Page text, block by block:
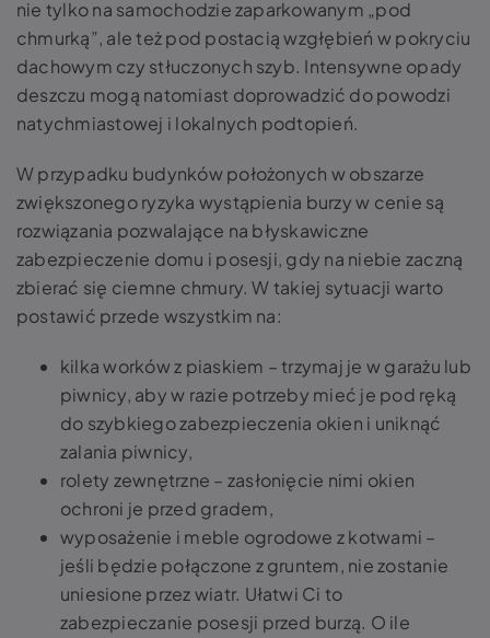
nie tylko na samochodzie zaparkowanym „pod
chmurką”, ale też pod postacią wzgłębień w pokryciu
dachowym czy stłuczonych szyb. Intensywne opady
deszczu mogą natomiast doprowadzić do powodzi
natychmiastowej i lokalnych podtopień.
W przypadku budynków położonych w obszarze
zwiększonego ryzyka wystąpienia burzy w cenie są
rozwiązania pozwalające na błyskawiczne
zabezpieczenie domu i posesji, gdy na niebie zaczną
zbierać się ciemne chmury. W takiej sytuacji warto
postawić przede wszystkim na:
kilka worków z piaskiem – trzymaj je w garażu lub
piwnicy, aby w razie potrzeby mieć je pod ręką
do szybkiego zabezpieczenia okien i uniknąć
zalania piwnicy,
rolety zewnętrzne – zasłonięcie nimi okien
ochroni je przed gradem,
wyposażenie i meble ogrodowe z kotwami –
jeśli będzie połączone z gruntem, nie zostanie
uniesione przez wiatr. Ułatwi Ci to
zabezpieczanie posesji przed burzą. O ile